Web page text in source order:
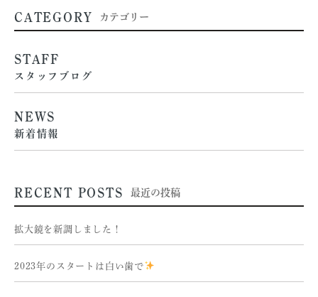
CATEGORY カテゴリー
STAFF
スタッフブログ
NEWS
新着情報
RECENT POSTS 最近の投稿
拡大鏡を新調しました！
2023年のスタートは白い歯で